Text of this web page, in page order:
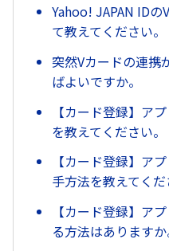
Yahoo! JAPAN ID
て教えてください。
突然Vカードの連携
ばよいですか。
【カード登録】ア
を教えてください。
【カード登録】ア
手方法を教えてくだ
【カード登録】ア
る方法はありますか